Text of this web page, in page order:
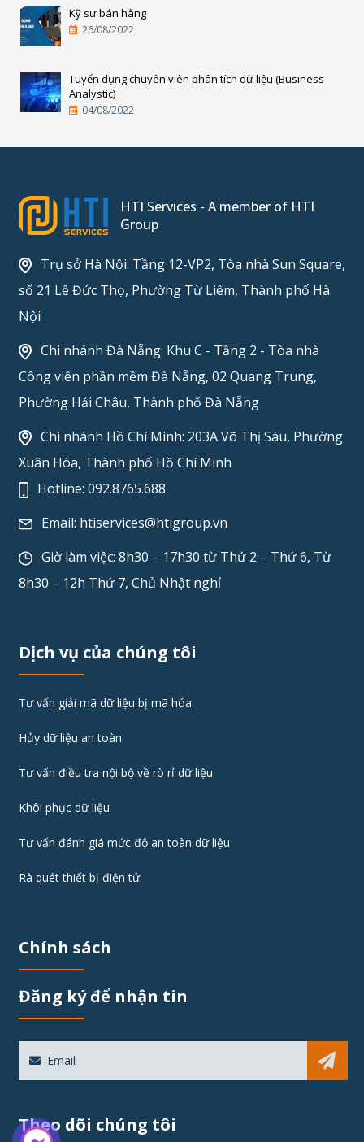
Kỹ sư bán hàng
26/08/2022
Tuyển dụng chuyên viên phân tích dữ liệu (Business
Analystic)
04/08/2022
HTI Services - A member of HTI
Group
Trụ sở Hà Nội: Tầng 12-VP2, Tòa nhà Sun Square,
số 21 Lê Đức Thọ, Phường Từ Liêm, Thành phố Hà
Nội
Chi nhánh Đà Nẵng: Khu C - Tầng 2 - Tòa nhà
Công viên phần mềm Đà Nẵng, 02 Quang Trung,
Phường Hải Châu, Thành phố Đà Nẵng
Chi nhánh Hồ Chí Minh: 203A Võ Thị Sáu, Phường
Xuân Hòa, Thành phố Hồ Chí Minh
Hotline:092.8765.688
Email: htiservices@htigroup.vn
Giờ làm việc: 8h30 – 17h30 từ Thứ 2 – Thứ 6, Từ
8h30 – 12h Thứ 7, Chủ Nhật nghỉ
Dịch vụ của chúng tôi
Tư vấn giải mã dữ liệu bị mã hóa
Hủy dữ liệu an toàn
Tư vấn điều tra nội bộ về rò rỉ dữ liệu
Khôi phục dữ liệu
Tư vấn đánh giá mức độ an toàn dữ liệu
Rà quét thiết bị điện tử
Chính sách
Đăng ký để nhận tin
Sub
Theo dõi chúng tôi